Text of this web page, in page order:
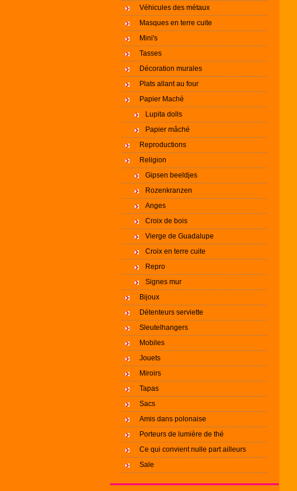
Véhicules des métaux
Masques en terre cuite
Mini's
Tasses
Décoration murales
Plats allant au four
Papier Maché
Lupita dolls
Papier mâché
Reproductions
Religion
Gipsen beeldjes
Rozenkranzen
Anges
Croix de bois
Vierge de Guadalupe
Croix en terre cuite
Repro
Signes mur
Bijoux
Détenteurs serviette
Sleutelhangers
Mobiles
Jouets
Miroirs
Tapas
Sacs
Amis dans polonaise
Porteurs de lumière de thé
Ce qui convient nulle part ailleurs
Sale